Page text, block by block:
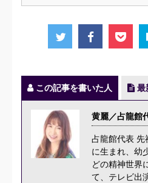
この記事を書いた人 最
黄麗／占龍館
占龍館代表 先
に生まれ、幼
どの精神世界
て、テレビ出